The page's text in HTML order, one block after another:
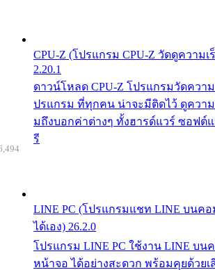
CPU-Z (โปรแกรม CPU-Z วัดดูความเ
2.20.1
ดาวน์โหลด CPU-Z โปรแกรมวัดความ
ปรแกรม ที่ทุกคน น่าจะมีติดไว้ ดูความ
มถึงบอกค่าต่างๆ ทั้งฮารด์แวร์ ซอฟต์แ
รี
LINE PC (โปรแกรมแชท LINE บนคอ
ได้เอง) 26.2.0
โปรแกรม LINE PC ใช้งาน LINE บน
หน้าจอ ได้อย่างสะดวก พร้อมคุยด้วยเ